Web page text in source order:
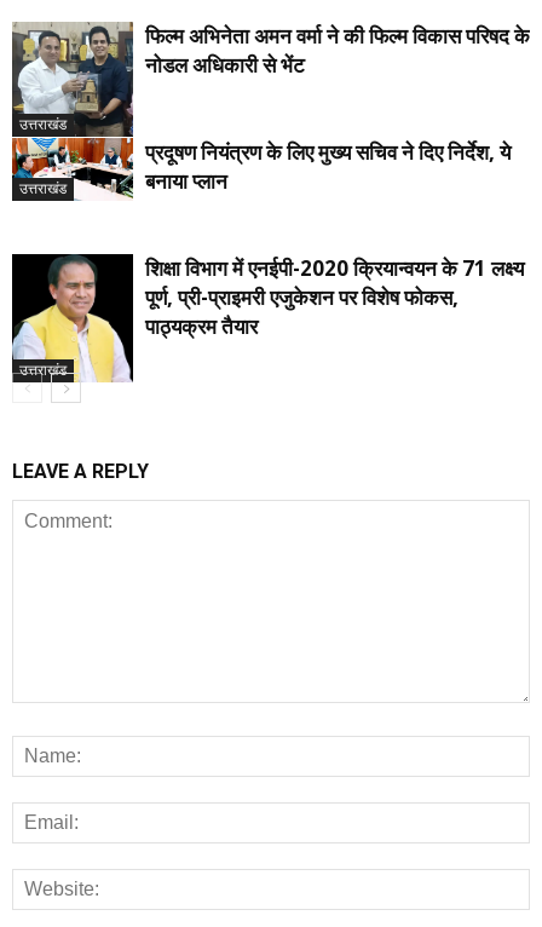
उत्तराखंड
फिल्म अभिनेता अमन वर्मा ने की फिल्म विकास परिषद के
नोडल अधिकारी से भेंट
उत्तराखंड
प्रदूषण नियंत्रण के लिए मुख्य सचिव ने दिए निर्देश, ये
बनाया प्लान
उत्तराखंड
शिक्षा विभाग में एनईपी-2020 क्रियान्वयन के 71 लक्ष्य
पूर्ण, प्री-प्राइमरी एजुकेशन पर विशेष फोकस,
पाठ्यक्रम तैयार
LEAVE A REPLY